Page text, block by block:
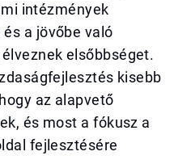
intézmények
a jövőbe való
elsőbbséget.
kisebb
az alapvető
és most a fókusz a
fejlesztésére